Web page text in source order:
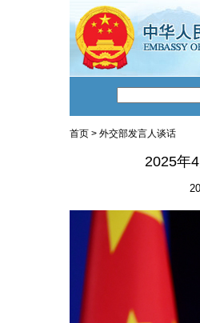
首页> 外交部发言人谈话
2025年